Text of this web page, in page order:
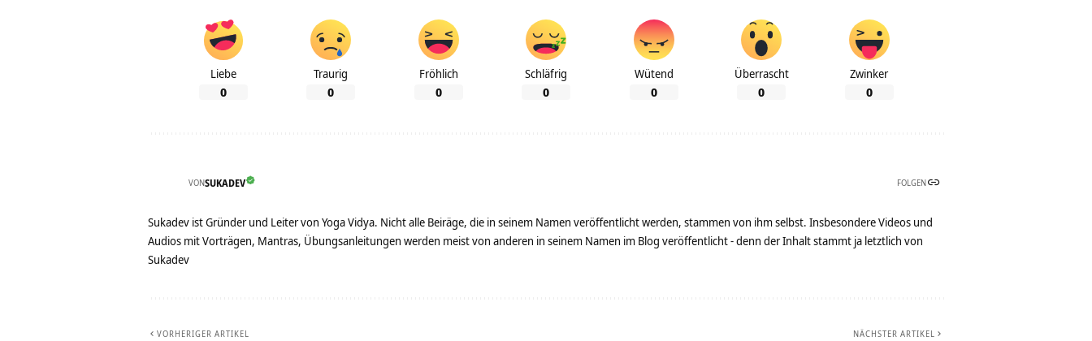
Liebe
0
Traurig
0
Fröhlich
0
Schläfrig
0
Wütend
0
Überrascht
0
Zwinker
0
VONSUKADEV FOLGEN
Sukadev ist Gründer und Leiter von Yoga Vidya. Nicht alle Beiräge, die in seinem Namen veröffentlicht werden, stammen von ihm selbst. Insbesondere Videos und
Audios mit Vorträgen, Mantras, Übungsanleitungen werden meist von anderen in seinem Namen im Blog veröffentlicht - denn der Inhalt stammt ja letztlich von
Sukadev
VORHERIGER ARTIKEL NÄCHSTER ARTIKEL